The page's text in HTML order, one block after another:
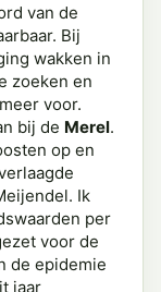
van de
Bij
wakken in
zoeken en
voor.
bij de Merel.
op en
Ik
per
voor de
de epidemie
jaar